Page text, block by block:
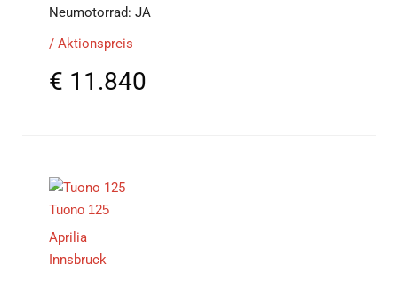
Neumotorrad: JA
/ Aktionspreis
€ 11.840
Tuono 125
Aprilia
Innsbruck